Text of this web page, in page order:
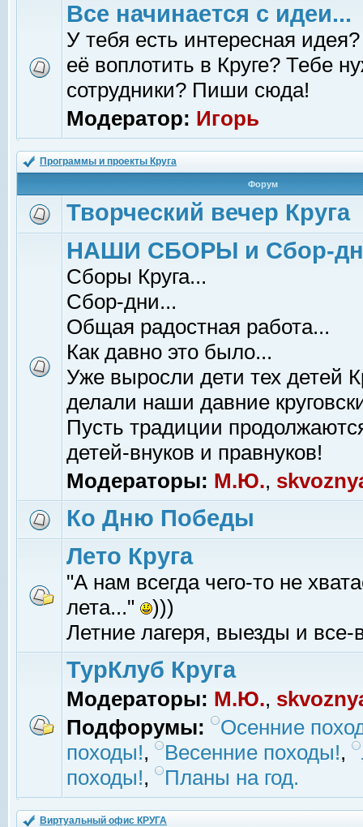
Все начинается с идеи...
У тебя есть интересная
её воплотить в Круге? Тебе
сотрудники? Пиши сюда!
Модератор: Игорь
Программы и проекты Круга
Форум
Творческий вечер Круга
НАШИ СБОРЫ и Сбор-
Сборы Круга...
Сбор-дни...
Общая радостная работа...
Как давно это было...
Уже выросли дети тех детей
делали наши давние
Пусть традиции
детей-внуков и правнуков!
Модераторы: М.Ю.,
Ко Дню Победы
Лето Круга
"А нам всегда чего-то не
лета..."
)))
Летние лагеря, выезды и все-
ТурКлуб Круга
Модераторы: М.Ю.,
Подфорумы:
Осенние
походы!, Весенние походы!,
походы!, Планы на год.
Виртуальный офис КРУГА